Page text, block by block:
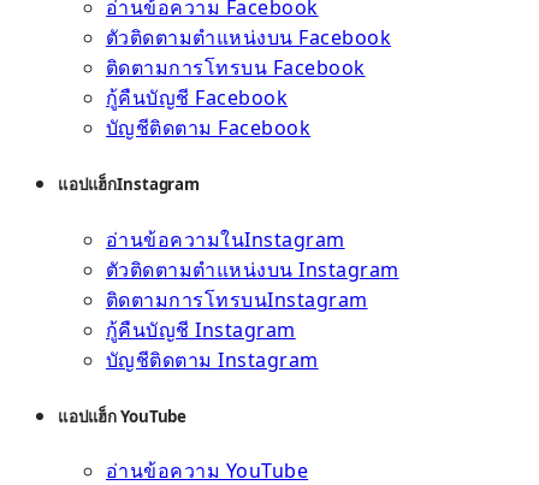
อ่านข้อความ Facebook
ตัวติดตามตำแหน่งบน Facebook
ติดตามการโทรบน Facebook
กู้คืนบัญชี Facebook
บัญชีติดตาม Facebook
แอปแฮ็กInstagram
อ่านข้อความในInstagram
ตัวติดตามตำแหน่งบน Instagram
ติดตามการโทรบนInstagram
กู้คืนบัญชี Instagram
บัญชีติดตาม Instagram
แอปแฮ็ก YouTube
อ่านข้อความ YouTube